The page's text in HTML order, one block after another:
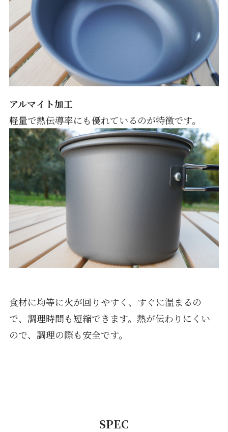
アルマイト加工
軽量で熱伝導率にも優れているのが特徴です。
食材に均等に火が回りやすく、すぐに温まるの
で、調理時間も短縮できます。熱が伝わりにくい
ので、調理の際も安全です。
SPEC